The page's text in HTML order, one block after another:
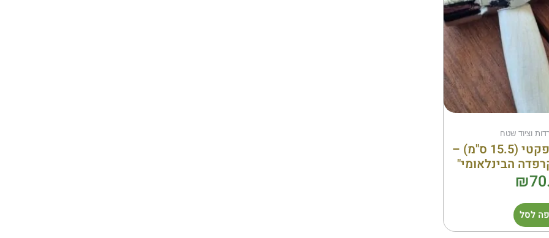
וציוד שטח
פטיש שטח קומפקטי (15.5 ס"מ) –
הבינלאומי"
₪
לסל